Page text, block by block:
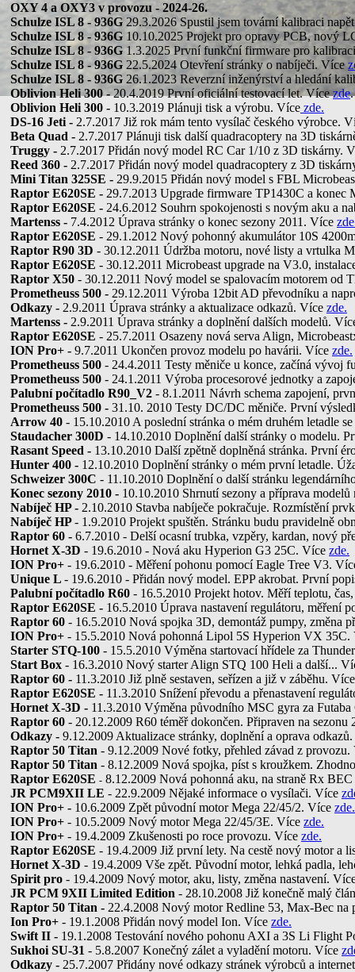
OXY 4 a OXY3 v provozu - 2024-26.
Schulze ISL 8 - 936G 29.3.2026 Spustil jsem tovární kalibraci
Schulze ISL 8 - 936G 10.10.2025 Projekt pro opravy PCB, nový
Schulze ISL 8 - 936G1.3.2025 První funkční firmware pro
Schulze ISL 8 - 936G 22.5.2024 Otevření stránky o nabíječi. Více
Schulze ISL 8 - 936G 26.1.2023 Reverzní inženýrství a hledání
Oblivion Heli 300 - 20.4.2019 První oficiální testovací let. Vícezde.
Oblivion Heli 300 - 10.3.2019 Plánuji tisk a výrobu. Více zde.
DS-16 Jeti - 2.7.2017 Již rok mám tento vysílač českého výrobce.
Beta Quad - 2.7.2017 Plánuji tisk další quadracoptery na 3D
Truggy - 2.7.2017 Přidán nový model RC Car 1/10 z 3D tiskárny.
Reed 360 - 2.7.2017 Přidán nový model quadracoptery z 3D
Mini Titan 325SE - 29.9.2015 Přidán nový model s FBL
Raptor E620SE - 29.7.2013 Upgrade firmware TP1430C a konec
Raptor E620SE - 24.6.2012 Souhrn spokojenosti s novým aku a
Martenss - 7.4.2012 Úprava stránky o konec sezony 2011. Více
Raptor E620SE - 29.1.2012 Nový pohonný akumulátor 10S
Raptor R90 3D - 30.12.2011 Údržba motoru, nové listy a vrtulka
Raptor E620SE - 30.12.2011 Microbeast upgrade na V3.0,
Raptor X50 - 30.12.2011 Nový model se spalovacím motorem od
Prometheuss 500 - 29.12.2011 Výroba 12bit AD převodníku a
Odkazy - 2.9.2011 Úprava stránky a aktualizace odkazů. Více zde.
Martenss - 2.9.2011 Úprava stránky a doplnění dalších modelů.
Raptor E620SE - 25.7.2011 Osazeny nová serva Align,
ION Pro+ - 9.7.2011 Ukončen provoz modelu po havárii. Více zde.
Prometheuss 500 - 24.4.2011 Testy měniče u konce, začíná vývoj
Prometheuss 500 - 24.1.2011 Výroba procesorové jednotky a
Palubní počítadlo R90_V2 - 8.1.2011 Návrh schema zapojení,
Prometheuss 500 - 31.10. 2010 Testy DC/DC měniče. První
Arrow 40 - 15.10.2010 A poslední stránka o mém druhém letadle
Staudacher 300D - 14.10.2010 Doplnění další stránky o modelu.
Rasant Speed - 13.10.2010 Další zpětně doplněná stránka. První
Hunter 400 - 12.10.2010 Doplnění stránky o mém první letadle.
Schweizer 300C - 11.10.2010 Doplnění o další stránku
Konec sezony 2010 - 10.10.2010 Shrnutí sezony a příprava
Nabíječ HP - 2.10.2010 Stavba nabíječe pokračuje. Rozmístění
Nabíječ HP- 1.9.2010 Projekt spuštěn. Stránku budu pravidelně
Raptor 60 - 6.7.2010 - Delší ocasní trubka, vzpěry, kardan, nový
Hornet X-3D - 19.6.2010 - Nová aku Hyperion G3 25C. Více zde.
ION Pro+ - 19.6.2010 - Měření pohonu pomocí Eagle Tree V3.
Unique L - 19.6.2010 - Přidán nový model. EPP akrobat. První
Palubní počítadlo R60 - 16.5.2010 Projekt hotov. Měří teplotu, čas,
Raptor E620SE - 16.5.2010 Úprava nastavení regulátoru, měření
Raptor 60 - 16.5.2010 Nová spojka 3D, demontáž pumpy, změna
ION Pro+ - 15.5.2010 Nová pohonná Lipol 5S Hyperion VX
Starter STQ-100 - 15.5.2010 Výměna startovací hřídele za
Start Box - 16.3.2010 Nový starter Align STQ 100 Heli a další...
Raptor 60 - 11.3.2010 Již plně sestaven, seřízen a již v záběhu. Více
Raptor E620SE - 11.3.2010 Snížení převodu a přenastavení
Hornet X-3D - 11.3.2010 Výměna původního MSC gyra za
Raptor 60 - 20.12.2009 R60 téměř dokončen. Připraven na
Odkazy - 9.12.2009 Aktualizace stránky, doplnění a oprava
Raptor 50 Titan - 9.12.2009 Nové fotky, přehled závad z
Raptor 50 Titan - 8.12.2009 Nová spojka, píst s kroužkem.
Raptor E620SE - 8.12.2009 Nová pohonná aku, na straně Rx
JR PCM9XII LE - 22.9.2009 Nějaké informace o vysílači. Více
ION Pro+ - 10.6.2009 Zpět původní motor Mega 22/45/2. Více zde.
ION Pro+ - 10.5.2009 Nový motor Mega 22/45/3E. Více zde.
ION Pro+ - 19.4.2009 Zkušenosti po roce provozu. Více zde.
Raptor E620SE - 19.4.2009 Již první lety. Na cestě nový motor a
Hornet X-3D - 19.4.2009 Vše zpět. Původní motor, lehká padla,
Spirit pro - 19.4.2009 Nový motor, aku, listy, změna nastavení.
JR PCM 9XII Limited Edition - 28.10.2008 Již konečně malý
Raptor 50 Titan - 22.4.2008 Nový motor Redline 53, Max-Bec na
Ion Pro+ - 19.1.2008 Přidán nový model Ion. Více zde.
Swift II - 19.1.2008 Testování nového pohonu AXI a 3S Li Flight
Sukhoi SU-31 - 5.8.2007 Konečný zálet a vyladění motoru. Více
Odkazy - 25.7.2007 Přidány nové odkazy stránek výrobců a